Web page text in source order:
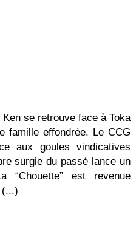
se retrouve face à Toka
famille effondrée. Le CCG
aux goules vindicatives
surgie du passé lance un
“Chouette” est revenue